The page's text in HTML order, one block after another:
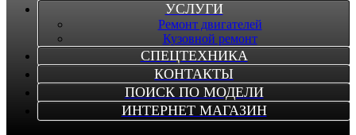
УСЛУГИ
Ремонт двигателей
Кузовной ремонт
СПЕЦТЕХНИКА
КОНТАКТЫ
ПОИСК ПО МОДЕЛИ
ИНТЕРНЕТ МАГАЗИН